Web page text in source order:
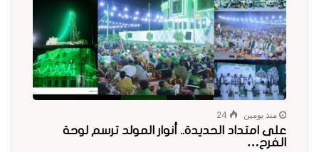
منذ يومين 24
على امتداد الحديدة.. أنوار المولد ترسم لوحة
الفرح…